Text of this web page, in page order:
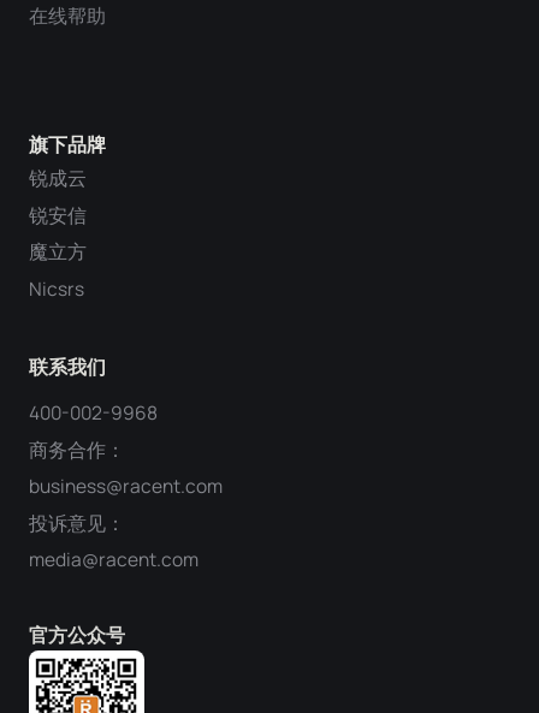
旗下品牌
锐成云
锐安信
魔立方
Nicsrs
联系我们
400-002-9968
商务合作：
business@racent.com
投诉意见：
media@racent.com
官方公众号
在线帮助